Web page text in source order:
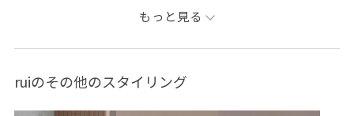
トップス
シューズ サンダル GAA76000
もっと見る
ruiのその他のスタイリング